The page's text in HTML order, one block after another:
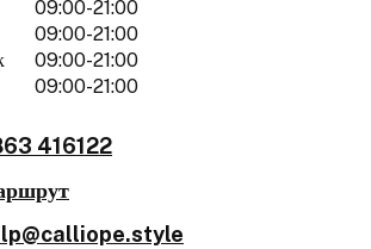
09:00-21:00
09:00-21:00
09:00-21:00
09:00-21:00
416122